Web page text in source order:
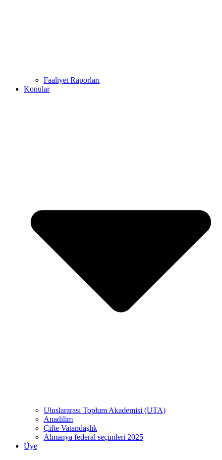
Faaliyet Raporları
Konular
Uluslararası Toplum Akademisi (UTA)
Anadilim
Çifte Vatandaşlık
Almanya federal seçimleri 2025
Üye